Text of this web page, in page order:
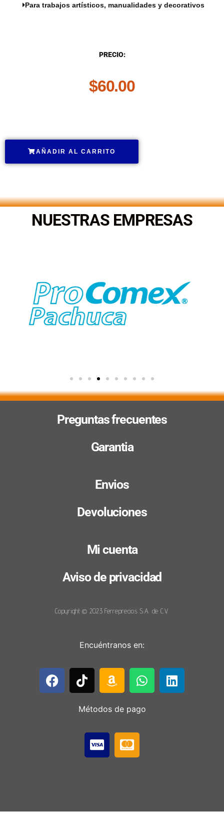
Para trabajos artísticos, manualidades y decorativos
PRECIO:
$60.00
AÑADIR AL CARRITO
NUESTRAS EMPRESAS
Preguntas frecuentes
Garantia
Envios
Devoluciones
Mi cuenta
Aviso de privacidad
Copyright © 2023 Ferreprecios S.A. de C.V.
Encuéntranos en:
Métodos de pago